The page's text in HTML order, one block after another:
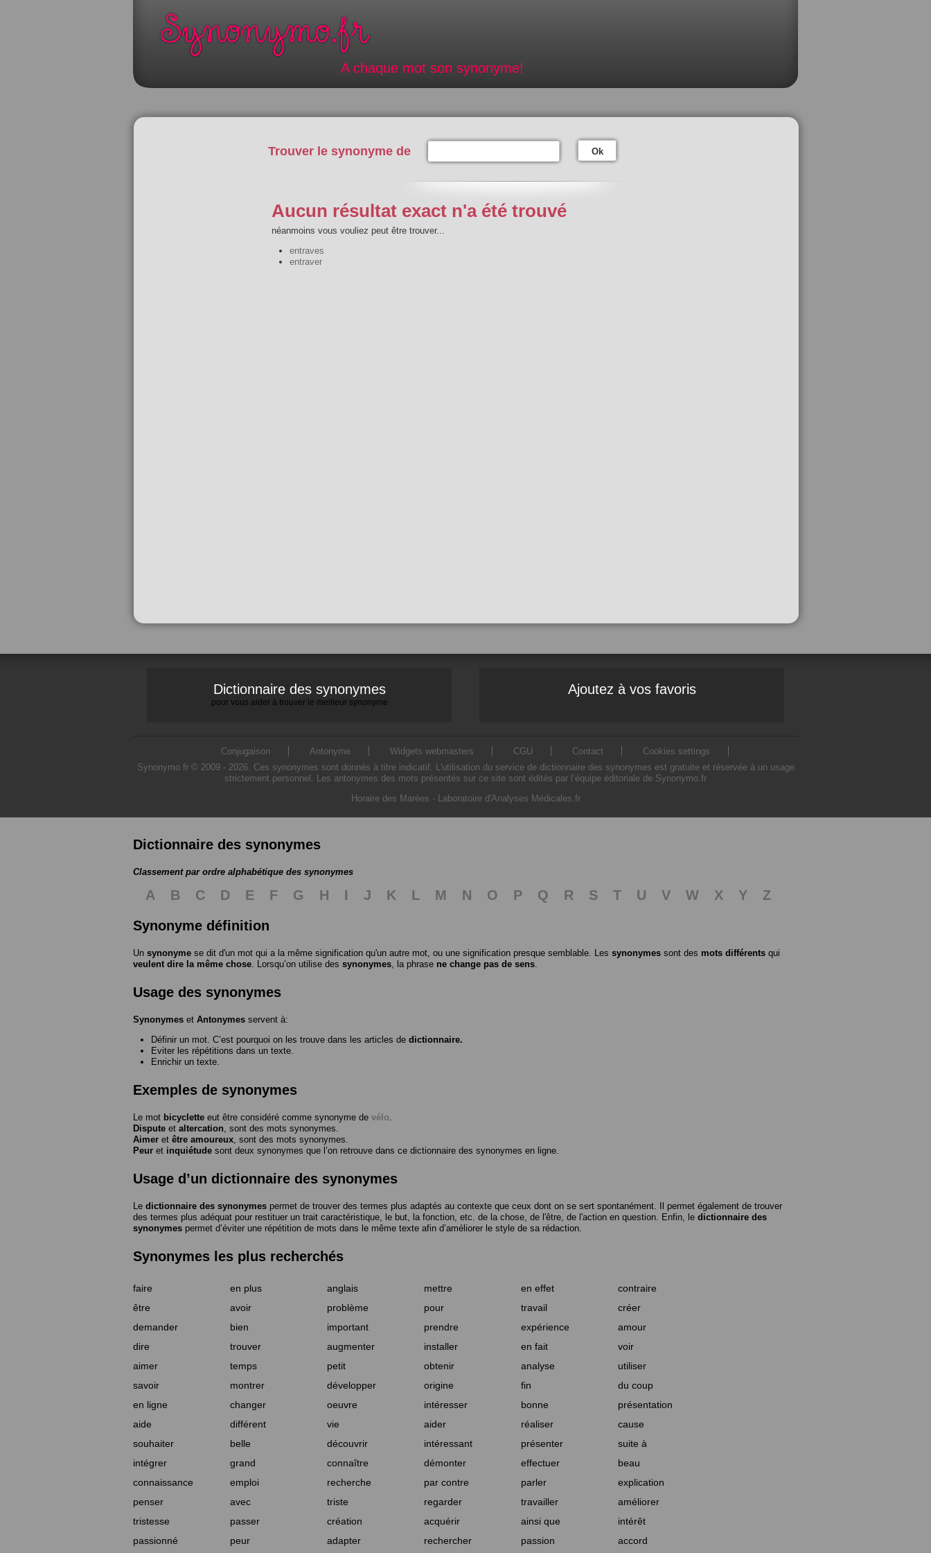
A chaque mot son synonyme!
Trouver le synonyme de Ok
Aucun résultat exact n'a été trouvé
néanmoins vous vouliez peut être trouver...
entraves
entraver
Dictionnaire des synonymes
pour vous aider à trouver le meilleur synonyme
Ajoutez à vos favoris
Conjugaison Antonyme Widgets webmasters CGU Contact
Cookies settings
Synonymo.fr © 2009 - 2026. Ces synonymes sont donnés à titre indicatif. L'utilisation du service de dictionnaire des synonymes est gratuite et réservée à un usage
strictement personnel. Les antonymes des mots présentés sur ce site sont édités par l’équipe éditoriale de Synonymo.fr
Horaire des Marées - Laboratoire d'Analyses Médicales.fr
Dictionnaire des synonymes
Classement par ordre alphabétique des synonymes
A B C D E F G H I J K L M N O P Q R S T U V W X Y
Z
Synonyme définition
Un synonyme se dit d'un mot qui a la même signification qu'un autre mot, ou une signification presque semblable. Les synonymes sont des mots différents qui
veulent dire la même chose . Lorsqu’on utilise des synonymes , la phrase ne change pas de sens
Usage des synonymes
Synonymes et Antonymes servent à:
Définir un mot. C’est pourquoi on les trouve dans les articles de dictionnaire.
Eviter les répétitions dans un texte.
Enrichir un texte.
Exemples de synonymes
Le mot bicyclette eut être considéré comme synonyme de vélo
Dispute et altercation , sont des mots synonymes.
Aimer et être amoureux , sont des mots synonymes.
Peur et inquiétude sont deux synonymes que l’on retrouve dans ce dictionnaire des synonymes en ligne.
Usage d’un dictionnaire des synonymes
Le dictionnaire des synonymes permet de trouver des termes plus adaptés au contexte que ceux dont on se sert spontanément. Il permet également de trouver
des termes plus adéquat pour restituer un trait caractéristique, le but, la fonction, etc. de la chose, de l'être, de l'action en question. Enfin, le dictionnaire des
synonymes permet d’éviter une répétition de mots dans le même texte afin d’améliorer le style de sa rédaction.
Synonymes les plus recherchés
faire en plus anglais mettre en effet
contraire
être
avoir problème pour travail
créer
demander
bien important prendre expérience
amour
dire
trouver augmenter installer en fait
voir
aimer
temps petit obtenir analyse
utiliser
savoir
montrer développer origine fin
du coup
en ligne
changer oeuvre intéresser bonne
présentation
aide
différent vie aider réaliser
cause
souhaiter
belle découvrir intéressant présenter
suite à
intégrer
grand connaître démonter effectuer
beau
connaissance
emploi recherche par contre parler
explication
penser
avec triste regarder travailler
améliorer
tristesse
passer création acquérir ainsi que
intérêt
passionné
peur adapter rechercher passion accord